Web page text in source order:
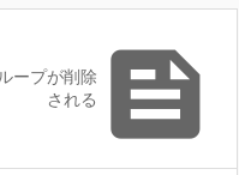

ープが削除
される